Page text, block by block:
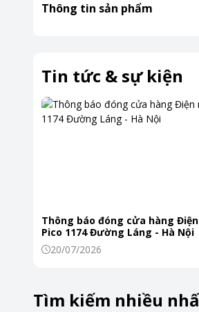
Kích thước không chân
Công nghệ hình ảnh
Thông tin sản phẩm
Tin tức & sự kiện
Thông báo đóng cửa hàng
Pico 1174 Đường Láng - Hà Nội
20/07/2026
Tìm kiếm nhiều